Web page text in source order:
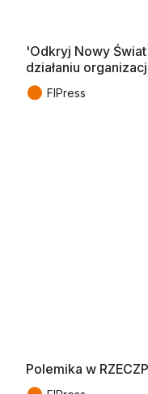
'Odkryj Nowy
działaniu
● FIPress
Polemika w